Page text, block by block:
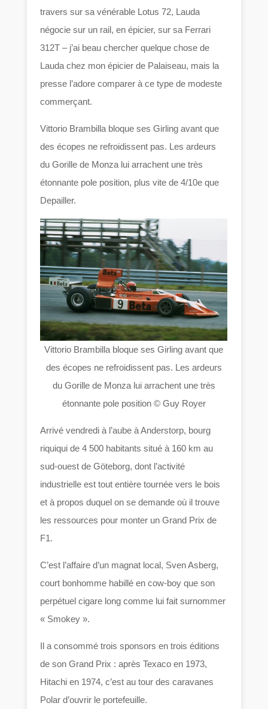
travers sur sa vénérable Lotus 72, Lauda
négocie sur un rail, en épicier, sur sa Ferrari
312T – j’ai beau chercher quelque chose de
Lauda chez mon épicier de Palaiseau, mais la
presse l’adore comparer à ce type de modeste
commerçant.
Vittorio Brambilla bloque ses Girling avant que
des écopes ne refroidissent pas. Les ardeurs
du Gorille de Monza lui arrachent une très
étonnante pole position, plus vite de 4/10e que
Depailler.
Vittorio Brambilla bloque ses Girling avant que
des écopes ne refroidissent pas. Les ardeurs
du Gorille de Monza lui arrachent une très
étonnante pole position © Guy Royer
Arrivé vendredi à l’aube à Anderstorp, bourg
riquiqui de 4 500 habitants situé à 160 km au
sud-ouest de Göteborg, dont l’activité
industrielle est tout entière tournée vers le bois
et à propos duquel on se demande où il trouve
les ressources pour monter un Grand Prix de
F1.
C’est l’affaire d’un magnat local, Sven Asberg,
court bonhomme habillé en cow-boy que son
perpétuel cigare long comme lui fait surnommer
« Smokey ».
Il a consommé trois sponsors en trois éditions
de son Grand Prix : après Texaco en 1973,
Hitachi en 1974, c’est au tour des caravanes
Polar d’ouvrir le portefeuille.